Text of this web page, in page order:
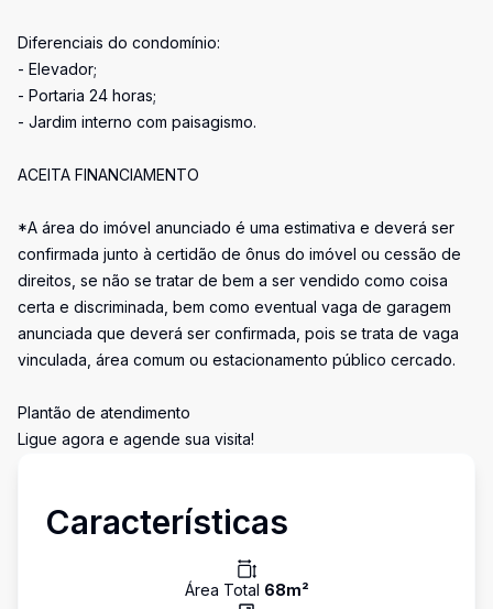
Diferenciais do condomínio:
- Elevador;
- Portaria 24 horas;
- Jardim interno com paisagismo.
ACEITA FINANCIAMENTO
*A área do imóvel anunciado é uma estimativa e deverá ser
confirmada junto à certidão de ônus do imóvel ou cessão de
direitos, se não se tratar de bem a ser vendido como coisa
certa e discriminada, bem como eventual vaga de garagem
anunciada que deverá ser confirmada, pois se trata de vaga
vinculada, área comum ou estacionamento público cercado.
Plantão de atendimento
Ligue agora e agende sua visita!
Características
Área Total 68m²